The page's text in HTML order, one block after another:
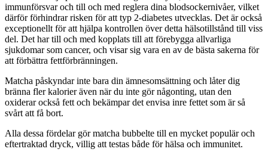
immunförsvar och till och med reglera dina blodsockernivåer, vilket
därför förhindrar risken för att typ 2-diabetes utvecklas. Det är också
exceptionellt för att hjälpa kontrollen över detta hälsotillstånd till viss
del. Det har till och med kopplats till att förebygga allvarliga
sjukdomar som cancer, och visar sig vara en av de bästa sakerna för
att förbättra fettförbränningen.
Matcha påskyndar inte bara din ämnesomsättning och låter dig
bränna fler kalorier även när du inte gör någonting, utan den
oxiderar också fett och bekämpar det envisa inre fettet som är så
svårt att få bort.
Alla dessa fördelar gör matcha bubbelte till en mycket populär och
eftertraktad dryck, villig att testas både för hälsa och immunitet.